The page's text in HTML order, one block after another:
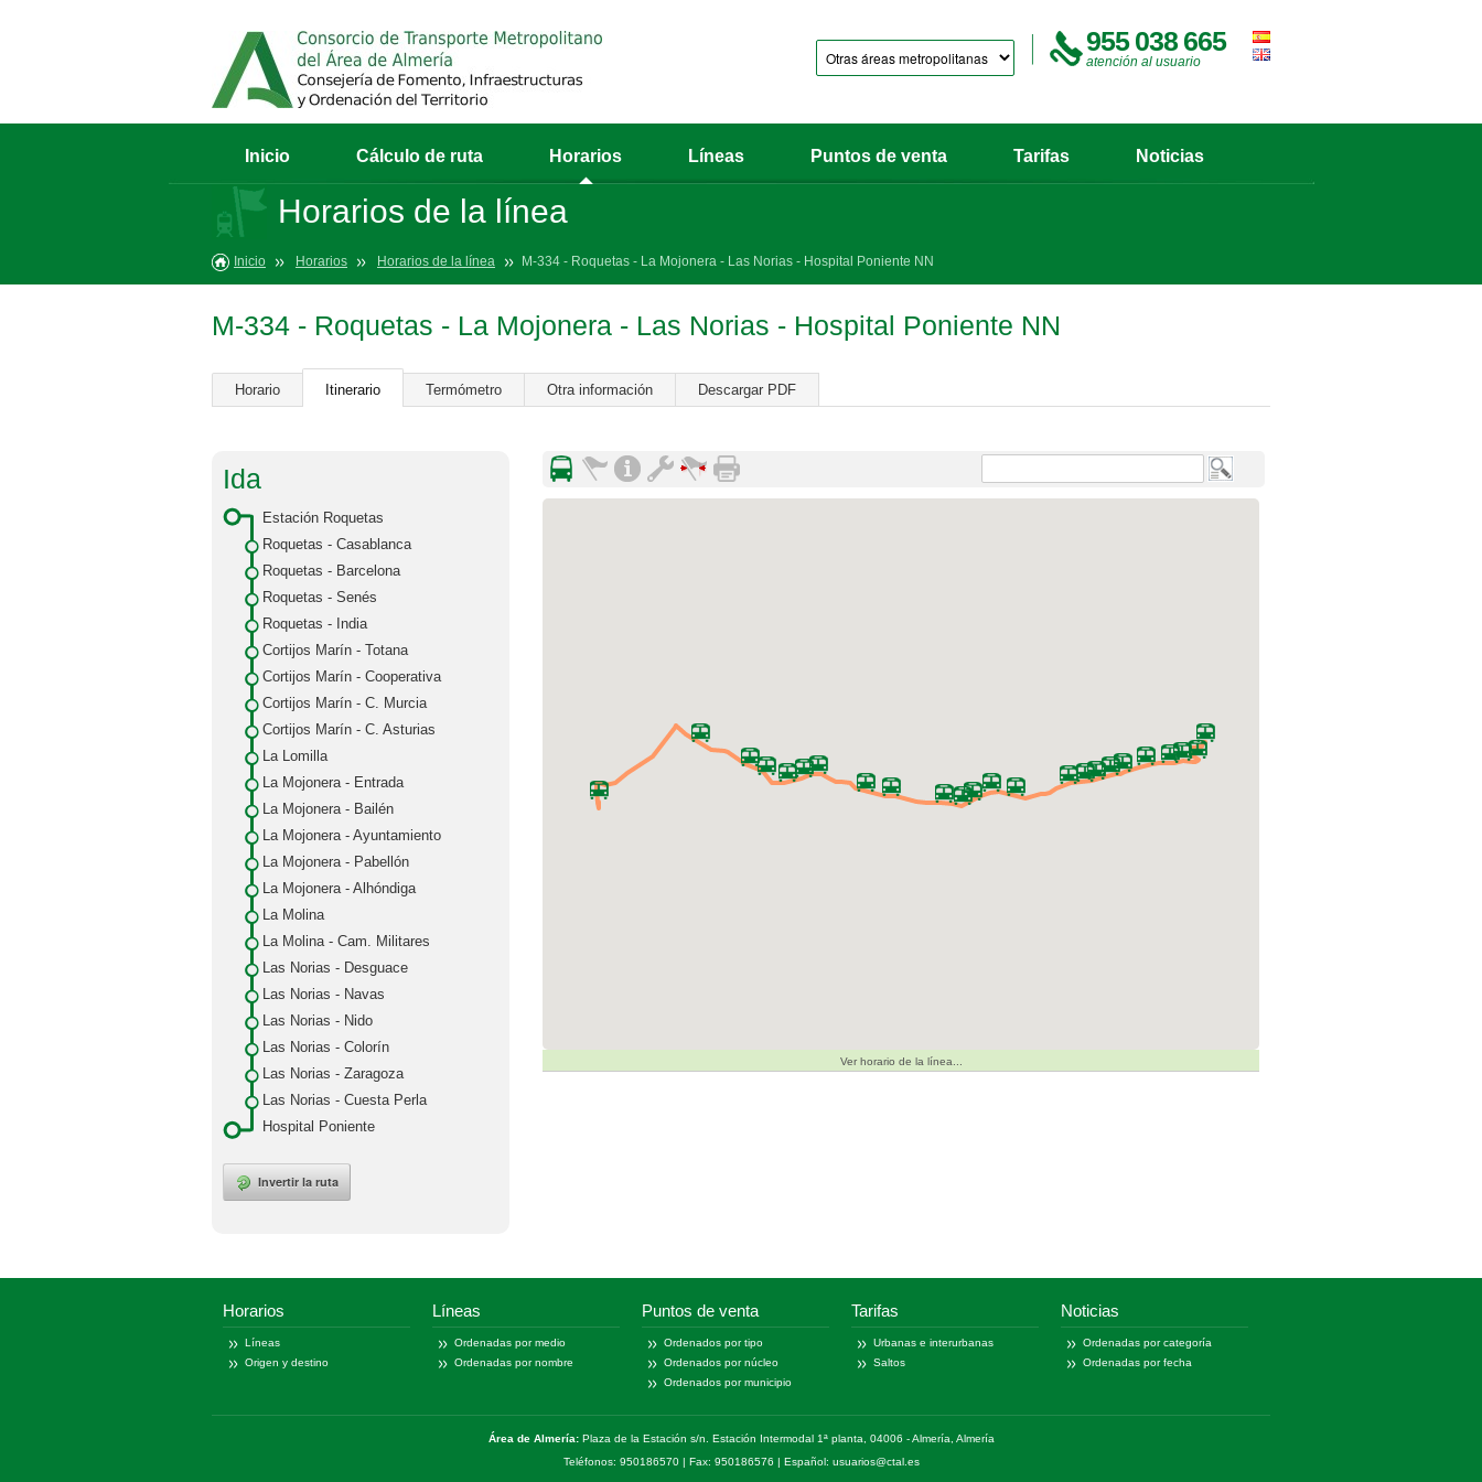
955 038 665
atención al usuario
Inicio Cálculo de ruta Horarios Líneas Puntos de venta Tarifas Noticias
Horarios de la línea
Inicio Horarios Horarios de la línea M-334 - Roquetas - La Mojonera - Las Norias - Hospital Poniente NN
M-334 - Roquetas - La Mojonera - Las Norias - Hospital Poniente NN
Horario Itinerario Termómetro Otra información Descargar PDF
Ida
Estación Roquetas
Roquetas - Casablanca
Roquetas - Barcelona
Roquetas - Senés
Roquetas - India
Cortijos Marín - Totana
Cortijos Marín - Cooperativa
Cortijos Marín - C. Murcia
Cortijos Marín - C. Asturias
La Lomilla
La Mojonera - Entrada
La Mojonera - Bailén
La Mojonera - Ayuntamiento
La Mojonera - Pabellón
La Mojonera - Alhóndiga
La Molina
La Molina - Cam. Militares
Las Norias - Desguace
Las Norias - Navas
Las Norias - Nido
Las Norias - Colorín
Las Norias - Zaragoza
Las Norias - Cuesta Perla
Hospital Poniente
Invertir la ruta
Ver horario de la línea...
Horarios
Líneas
Origen y destino
Líneas
Ordenadas por medio
Ordenadas por nombre
Puntos de venta
Ordenados por tipo
Ordenados por núcleo
Ordenados por municipio
Tarifas
Urbanas e interurbanas
Saltos
Noticias
Ordenadas por categoría
Ordenadas por fecha
Área de Almería:Plaza de la Estación s/n. Estación Intermodal 1ª planta, 04006 - Almería, Almería
Teléfonos: 950186570 | Fax: 950186576 | Español: usuarios@ctal.es